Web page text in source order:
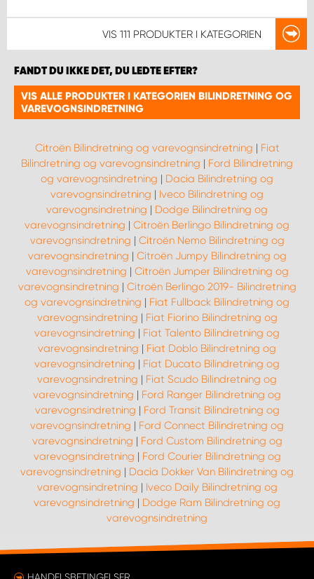
VIS 111 PRODUKTER I KATEGORIEN
FANDT DU IKKE DET, DU LEDTE EFTER?
VIS ALLE PRODUKTER I KATEGORIEN BILINDRETNING OG
VAREVOGNSINDRETNING
Citroën Bilindretning og varevognsindretning | Fiat
Bilindretning og varevognsindretning | Ford Bilindretning
og varevognsindretning | Dacia Bilindretning og
varevognsindretning | Iveco Bilindretning og
varevognsindretning | Dodge Bilindretning og
varevognsindretning | Citroën Berlingo Bilindretning og
varevognsindretning | Citroën Nemo Bilindretning og
varevognsindretning | Citroën Jumpy Bilindretning og
varevognsindretning | Citroën Jumper Bilindretning og
varevognsindretning | Citroën Berlingo 2019- Bilindretning
og varevognsindretning | Fiat Fullback Bilindretning og
varevognsindretning | Fiat Fiorino Bilindretning og
varevognsindretning | Fiat Talento Bilindretning og
varevognsindretning | Fiat Doblo Bilindretning og
varevognsindretning | Fiat Ducato Bilindretning og
varevognsindretning | Fiat Scudo Bilindretning og
varevognsindretning | Ford Ranger Bilindretning og
varevognsindretning | Ford Transit Bilindretning og
varevognsindretning | Ford Connect Bilindretning og
varevognsindretning | Ford Custom Bilindretning og
varevognsindretning | Ford Courier Bilindretning og
varevognsindretning | Dacia Dokker Van Bilindretning og
varevognsindretning | Iveco Daily Bilindretning og
varevognsindretning | Dodge Ram Bilindretning og
varevognsindretning